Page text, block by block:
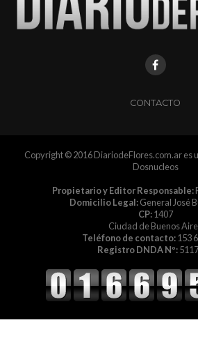
CONTACTO
Copyright © 2016 DiariodeFlores.com.ar es
Dosnucleos
Propietario y Editor Responsable:
Domicilio Legal:General José
CP:1407
Ciudad de Buenos
Teléfono de contacto:153
Registro DNDA Nº: